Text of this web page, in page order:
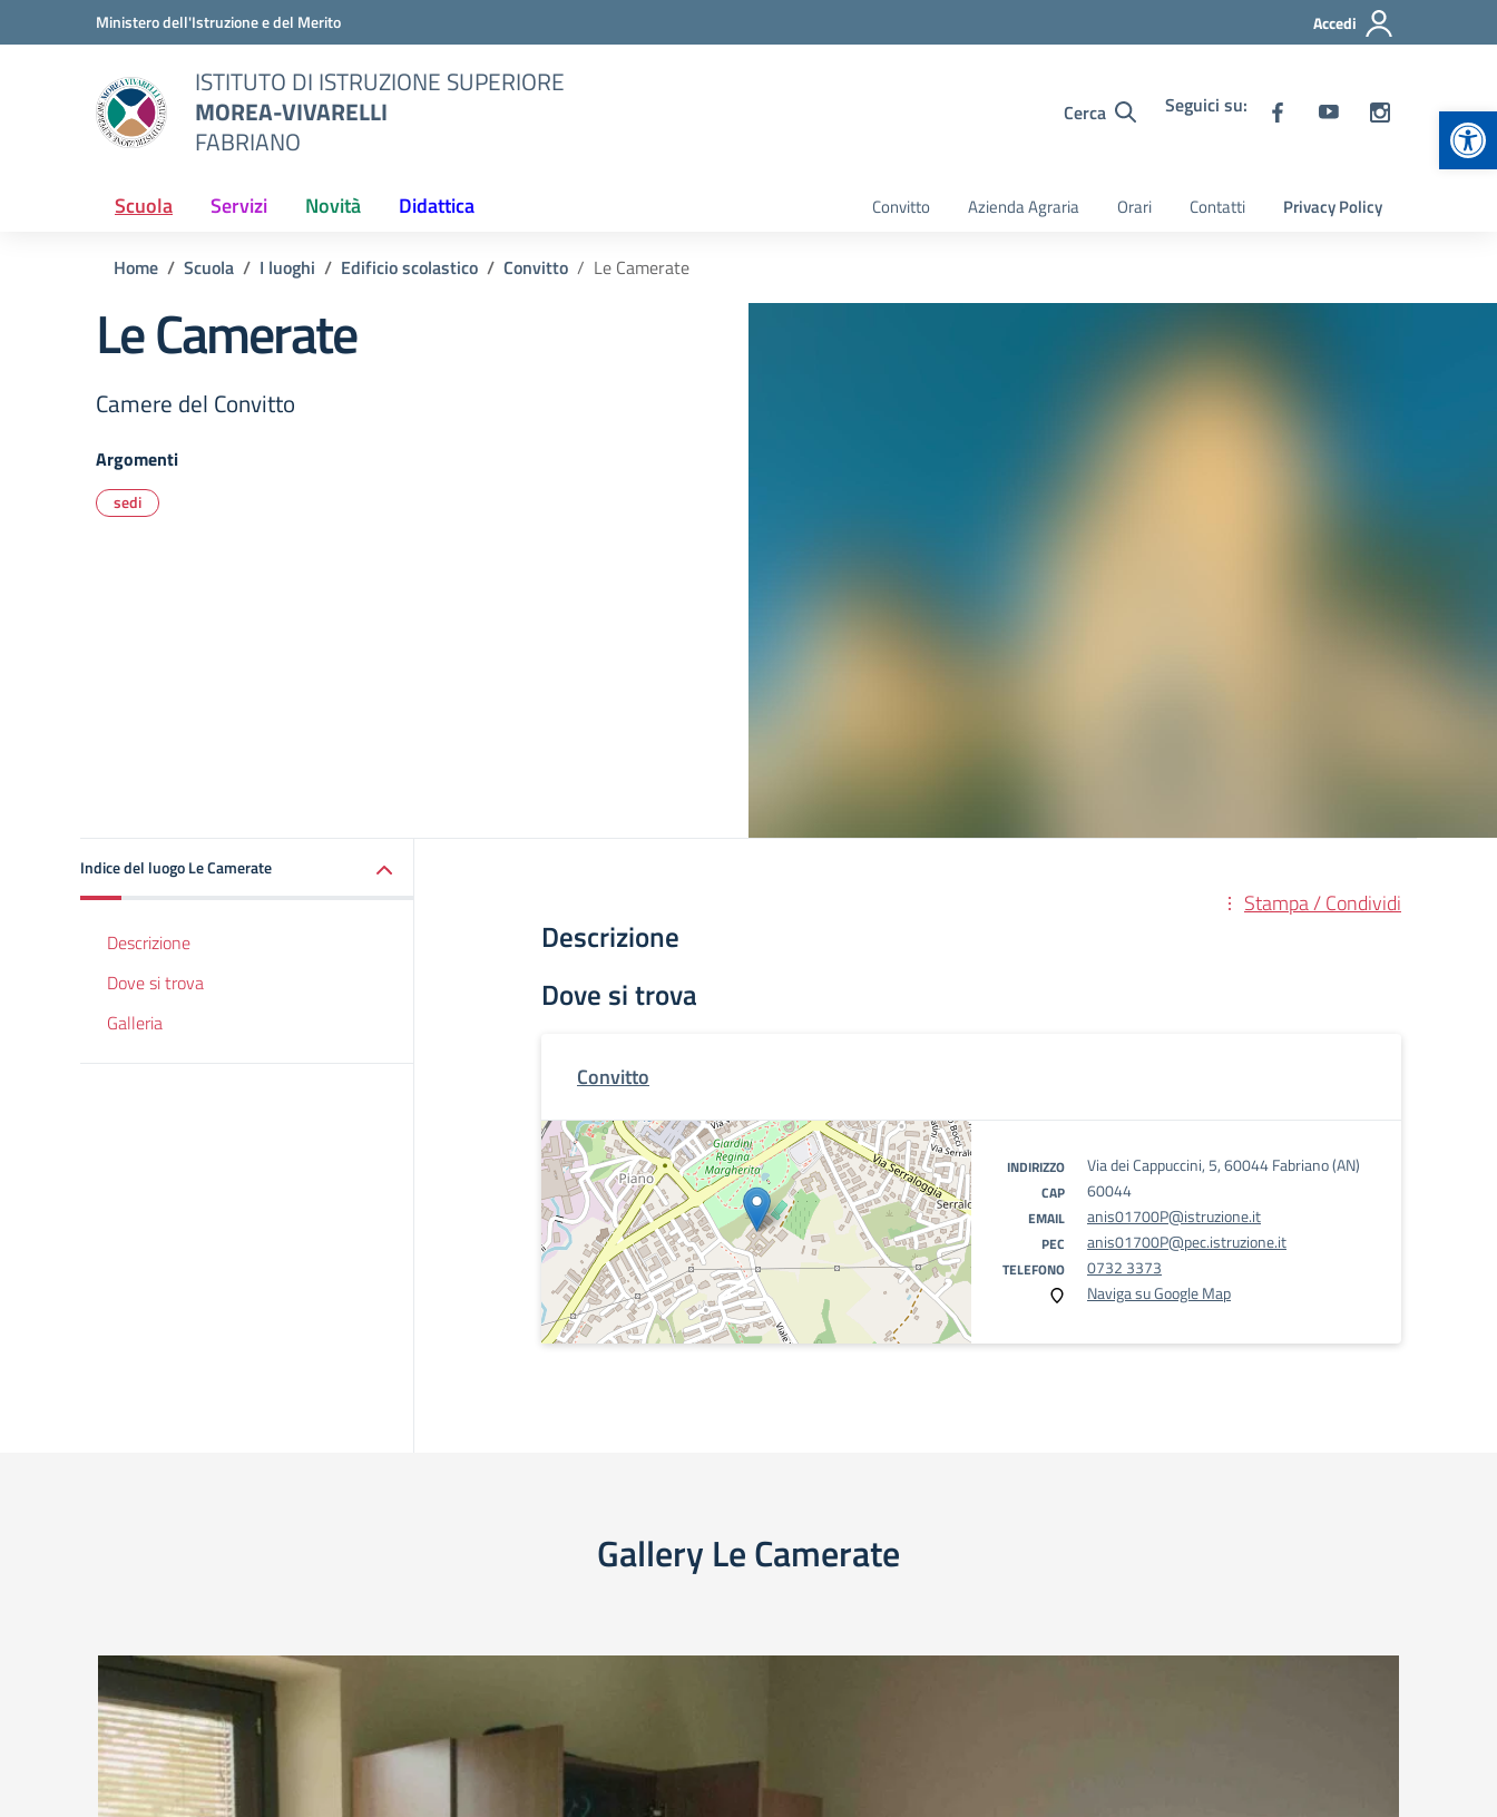
Vai ai contenuti
Vai al menu di navigazioneMinistero dell'Istruzione e del Merito Accedi
ISTITUTO DI ISTRUZIONE SUPERIORE
MOREA-VIVARELLI
FABRIANO
Cerca Seguici su:
Scuola Servizi Novità Didattica Convitto Azienda Agraria Orari Contatti Privacy Policy
Home Scuola I luoghi Edificio scolastico Convitto Le Camerate
Le Camerate
Camere del Convitto
Argomenti
sedi
Indice del luogo Le Camerate
Descrizione
Dove si trova
Galleria
Stampa / Condividi
Descrizione
Dove si trova
Convitto
INDIRIZZO Via dei Cappuccini, 5, 60044 Fabriano (AN)
CAP 60044
EMAIL anis01700P@istruzione.it
PEC anis01700P@pec.istruzione.it
TELEFONO
0732 3373
Naviga su Google Map
Gallery Le Camerate